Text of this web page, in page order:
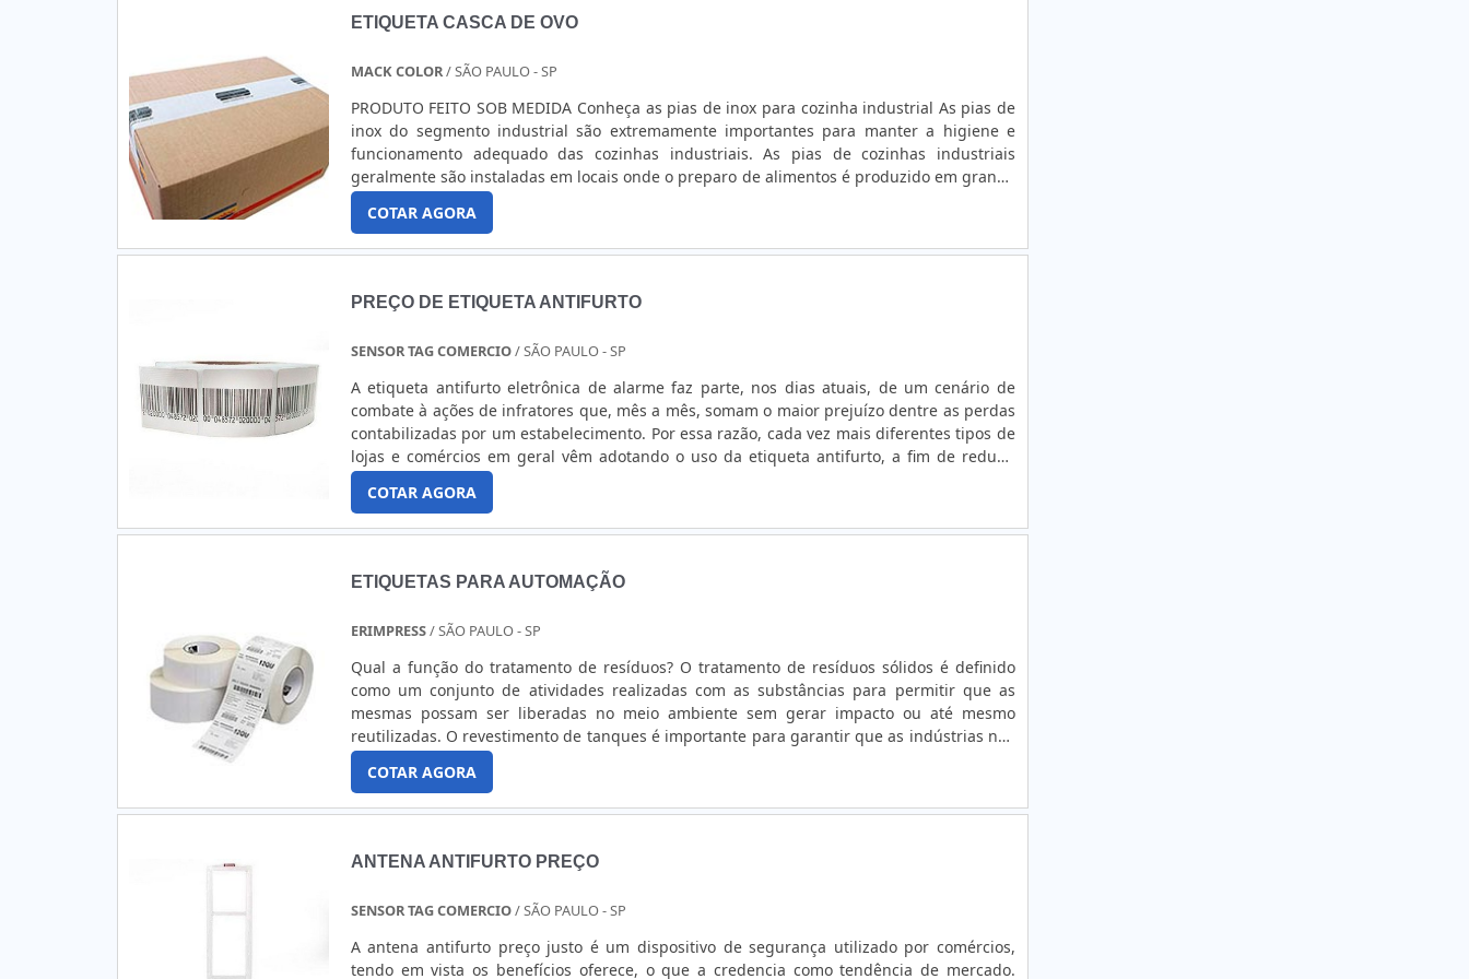
ETIQUETA CASCA DE OVO
MACK COLOR/ SÃO PAULO - SP
PRODUTO FEITO SOB MEDIDA Conheça as pias de inox para cozinha industrial As pias de
inox do segmento industrial são extremamente importantes para manter a higiene e
funcionamento adequado das cozinhas industriais. As pias de cozinhas industriais
geralmente são instaladas em locais onde o preparo de alimentos é produzido em grande
escala, como em: Escolas; Hospitais; Restaurantes; Lanchonetes; Bares; Indústrias;
Refeitórios de empresas e muito....
COTAR AGORA
PREÇO DE ETIQUETA ANTIFURTO
SENSOR TAG COMERCIO/ SÃO PAULO - SP
A etiqueta antifurto eletrônica de alarme faz parte, nos dias atuais, de um cenário de
combate à ações de infratores que, mês a mês, somam o maior prejuízo dentre as perdas
contabilizadas por um estabelecimento. Por essa razão, cada vez mais diferentes tipos de
lojas e comércios em geral vêm adotando o uso da etiqueta antifurto, a fim de reduzir
esse número, por exemplo: Lojas de roupa; Supermercados; Farmácias.BUSCANDO PELO
MELHOR PREÇO DE ETIQUETA ANTIFURTOAs etiquetas antifurto se dividem em .
COTAR AGORA
ETIQUETAS PARA AUTOMAÇÃO
ERIMPRESS/ SÃO PAULO - SP
Qual a função do tratamento de resíduos? O tratamento de resíduos sólidos é definido
como um conjunto de atividades realizadas com as substâncias para permitir que as
mesmas possam ser liberadas no meio ambiente sem gerar impacto ou até mesmo
reutilizadas. O revestimento de tanques é importante para garantir que as indústrias não
tenham desperdício dos seus insumos (no caso de matéria prima), proteger contra
reações químicas via contaminação....
COTAR AGORA
ANTENA ANTIFURTO PREÇO
SENSOR TAG COMERCIO/ SÃO PAULO - SP
A antena antifurto preço justo é um dispositivo de segurança utilizado por comércios,
tendo em vista os benefícios oferece, o que a credencia como tendência de mercado.